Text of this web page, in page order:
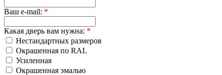
Ваш e-mail: *
Какая дверь вам нужна: *
Нестандартных размеров
Окрашенная по RAL
Усиленная
Окрашенная эмалью